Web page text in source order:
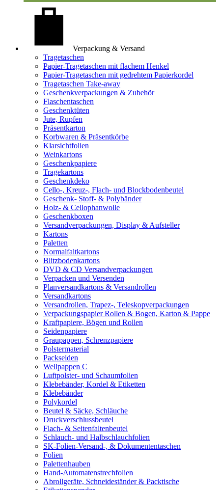
Verpackung & Versand
Tragetaschen
Papier-Tragetaschen mit flachem Henkel
Papier-Tragetaschen mit gedrehtem Papierkordel
Tragetaschen Take-away
Geschenkverpackungen & Zubehör
Flaschentaschen
Geschenktüten
Jute, Rupfen
Präsentkarton
Korbwaren & Präsentkörbe
Klarsichtfolien
Weinkartons
Geschenkpapiere
Tragekartons
Geschenkdeko
Cello-, Kreuz-, Flach- und Blockbodenbeutel
Geschenk- Stoff- & Polybänder
Holz- & Cellophanwolle
Geschenkboxen
Versandverpackungen, Display & Aufsteller
Kartons
Paletten
Normalfaltkartons
Blitzbodenkartons
DVD & CD Versandverpackungen
Verpacken und Versenden
Planversandkartons & Versandrollen
Versandkartons
Versandrollen, Trapez-, Teleskopverpackungen
Verpackungspapier Rollen & Bogen, Karton & Pappe
Kraftpapiere, Bögen und Rollen
Seidenpapiere
Graupappen, Schrenzpapiere
Polstermaterial
Packseiden
Wellpappen C
Luftpolster- und Schaumfolien
Klebebänder, Kordel & Etiketten
Klebebänder
Polykordel
Beutel & Säcke, Schläuche
Druckverschlussbeutel
Flach- & Seitenfaltenbeutel
Schlauch- und Halbschlauchfolien
SK-Folien-Versand-, & Dokumententaschen
Folien
Palettenhauben
Hand-Automatenstrechfolien
Abrollgeräte, Schneideständer & Packtische